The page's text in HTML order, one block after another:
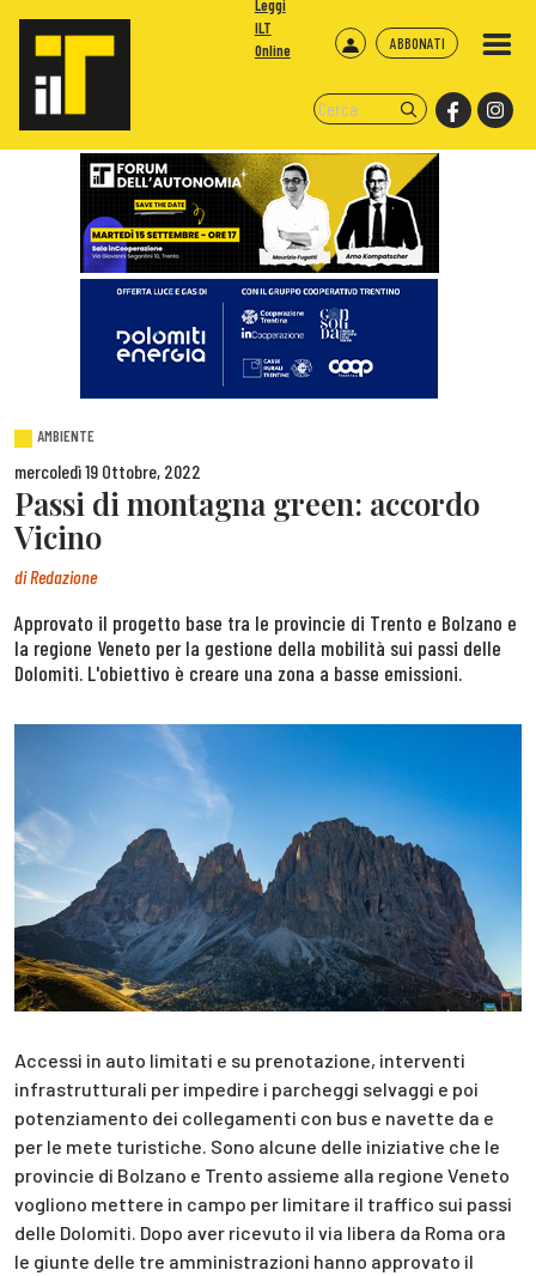
ABBONATI
Leggi
ILT
Online
AMBIENTE
mercoledì 19 Ottobre, 2022
Passi di montagna green: accordo
Vicino
diRedazione
Approvato il progetto base tra le provincie di Trento e Bolzano e
la regione Veneto per la gestione della mobilità sui passi delle
Dolomiti. L'obiettivo è creare una zona a basse emissioni.
Accessi in auto limitati e su prenotazione, interventi
infrastrutturali per impedire i parcheggi selvaggi e poi
potenziamento dei collegamenti con bus e navette da e
per le mete turistiche. Sono alcune delle iniziative che le
provincie di Bolzano e Trento assieme alla regione Veneto
vogliono mettere in campo per limitare il traffico sui passi
delle Dolomiti. Dopo aver ricevuto il via libera da Roma ora
le giunte delle tre amministrazioni hanno approvato il